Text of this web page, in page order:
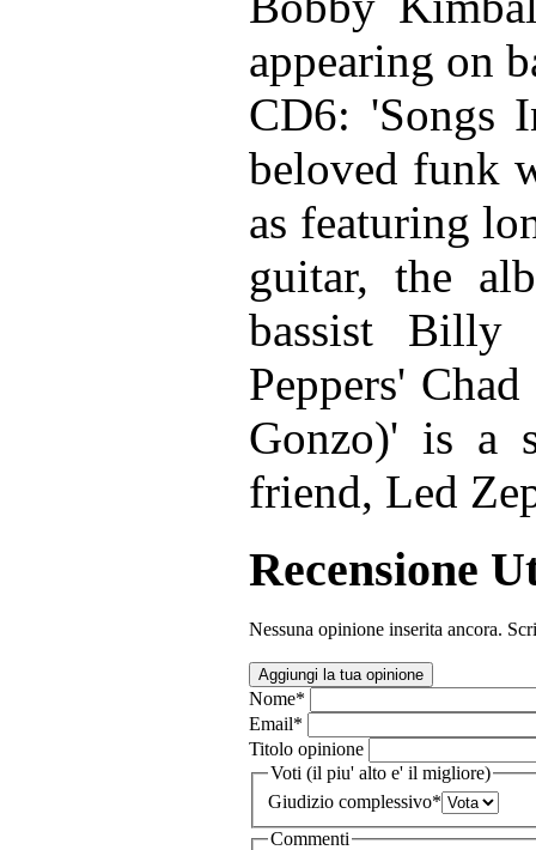
appearing on
CD6: 'Songs
beloved funk
as featuring
guitar, the
bassist Billy
Peppers'
Gonzo)' is a
friend, Led
Recensione
Nessuna opinione inserita ancora.
Aggiungi la tua opinione
Nome*
Email*
Titolo opinione
Voti (il piu' alto e' il migliore)
Giudizio complessivo*
Commenti